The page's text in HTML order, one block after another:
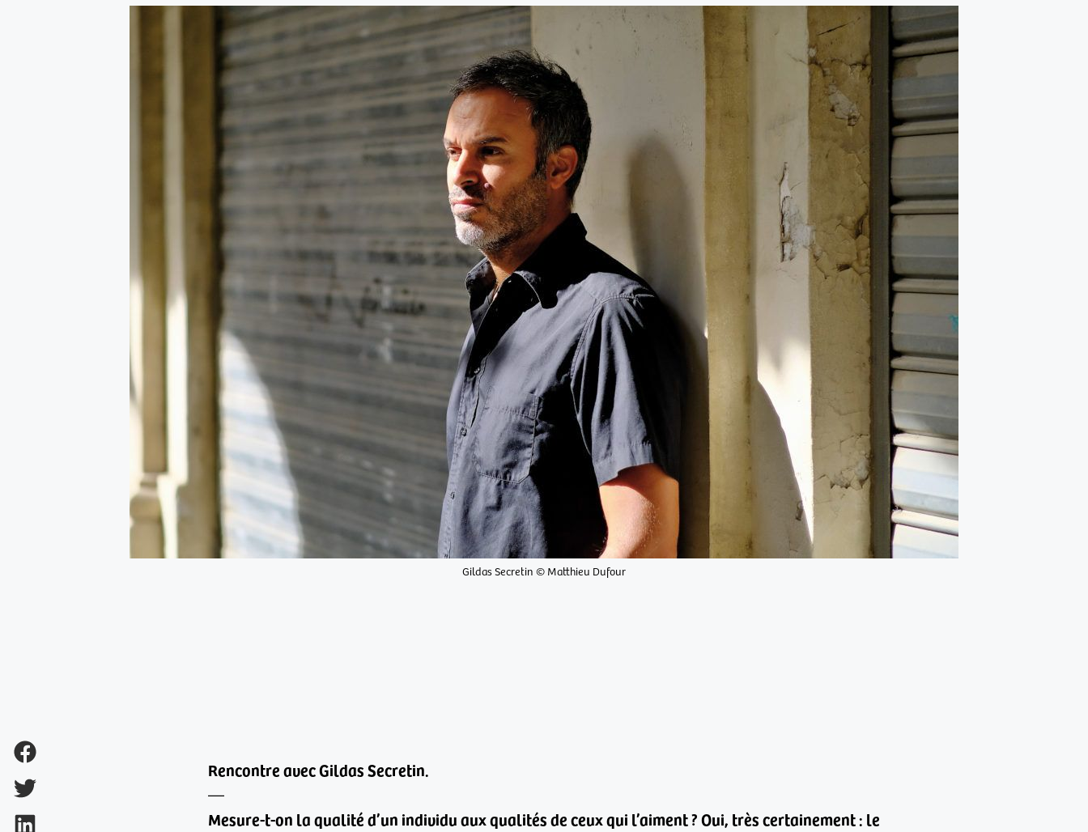
Gildas Secretin © Matthieu Dufour
Rencontre avec Gildas Secretin.
—
Mesure-t-on la qualité d’un individu aux qualités de ceux qui l’aiment ? Oui, très certainement : le